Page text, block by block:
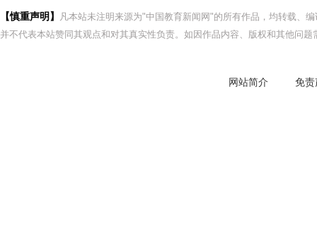
【慎重声明】
凡本站未注明来源为"中国教育新闻网"的所有作品，均转载、
并不代表本站赞同其观点和对其真实性负责。如因作品内容、版权和其他问
网站简介 免责